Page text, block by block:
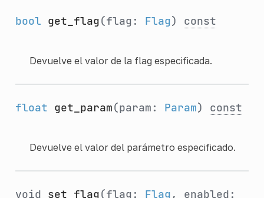
bool get_flag(flag: Flag) const
Devuelve el valor de la flag especificada.
float get_param(param: Param) const
Devuelve el valor del parámetro especificado.
void set_flag(flag: Flag, enabled: